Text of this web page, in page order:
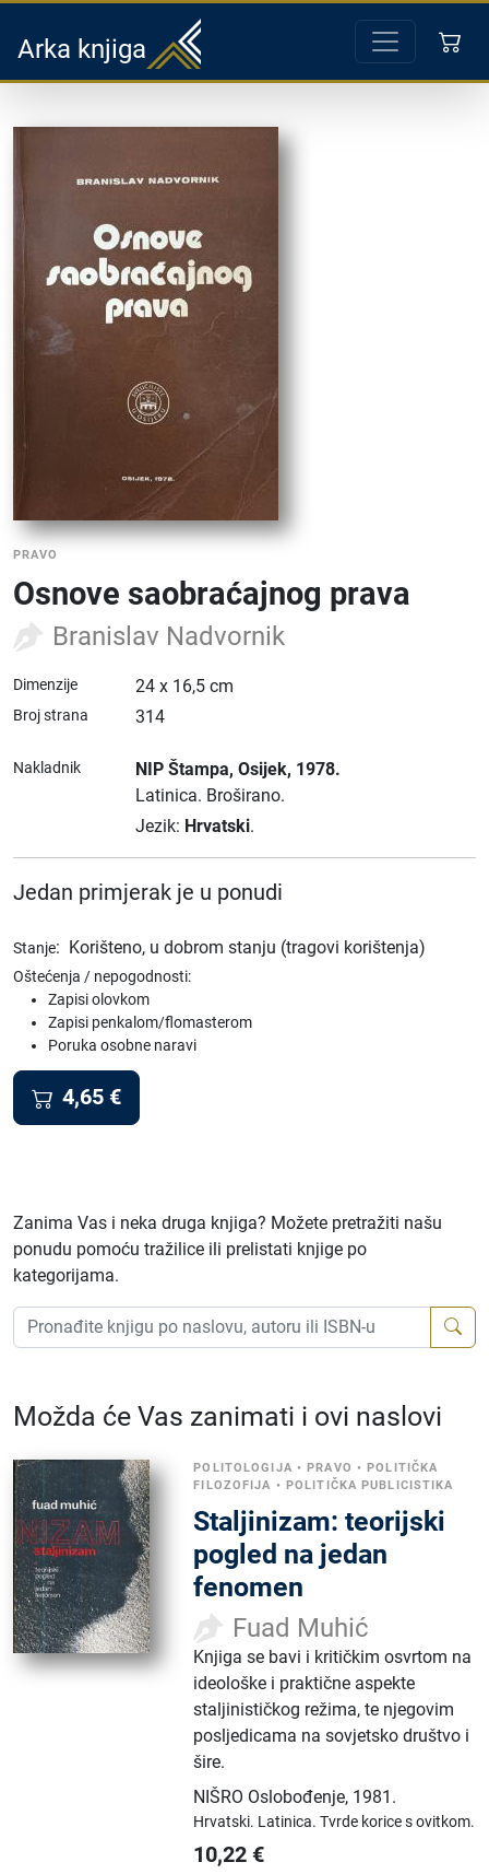
Arka knjiga
PRAVO
Osnove saobraćajnog prava
Branislav Nadvornik
Dimenzije 24 x 16,5 cm
Broj strana 314
Nakladnik NIP Štampa, Osijek, 1978.
Latinica. Broširano.
Jezik: Hrvatski.
Jedan primjerak je u ponudi
Stanje: Korišteno, u dobrom stanju (tragovi korištenja)
Oštećenja / nepogodnosti:
Zapisi olovkom
Zapisi penkalom/flomasterom
Poruka osobne naravi
4,65 €
Zanima Vas i neka druga knjiga? Možete pretražiti našu
ponudu pomoću tražilice ili prelistati knjige po
kategorijama.
Možda će Vas zanimati i ovi naslovi
POLITOLOGIJA •PRAVO •POLITIČKA
FILOZOFIJA • POLITIČKA PUBLICISTIKA
Staljinizam: teorijski
pogled na jedan
fenomen
Fuad Muhić
Knjiga se bavi i kritičkim osvrtom na
ideološke i praktične aspekte
staljinističkog režima, te njegovim
posljedicama na sovjetsko društvo i
šire.
NIŠRO Oslobođenje, 1981.
Hrvatski. Latinica.Tvrde korice s ovitkom.
10,22 €